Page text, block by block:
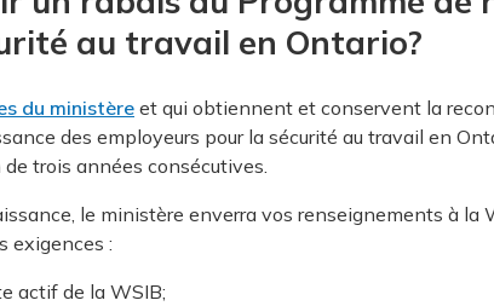
au travail en Ontario?
du ministèreet qui obtiennent et conservent la
des employeurs pour la sécurité au travail en
trois années consécutives.
le ministère enverra vos renseignements à
exigences :
actif de la WSIB;